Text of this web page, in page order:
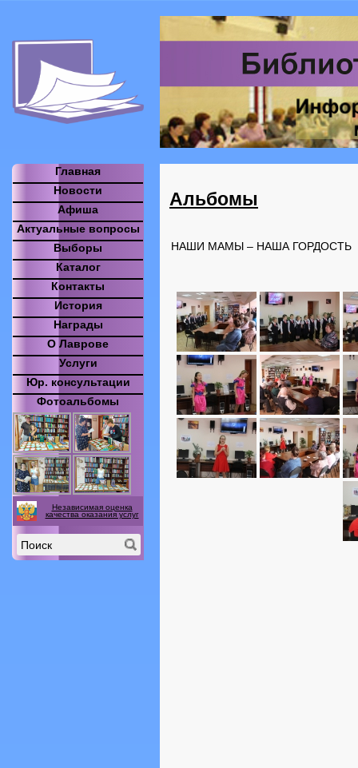
Альбомы
НАШИ МАМЫ – НАША ГОРДОСТЬ
Главная
Новости
Афиша
Актуальные вопросы
Выборы
Каталог
Контакты
История
Награды
О Лаврове
Услуги
Юр. консультации
Фотоальбомы
Независимая оценка
качества оказания услуг